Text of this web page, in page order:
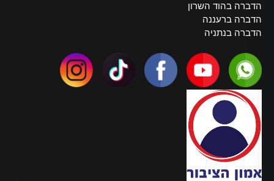
הדברה בהוד השרון
הדברה ברעננה
הדברה בנתניה